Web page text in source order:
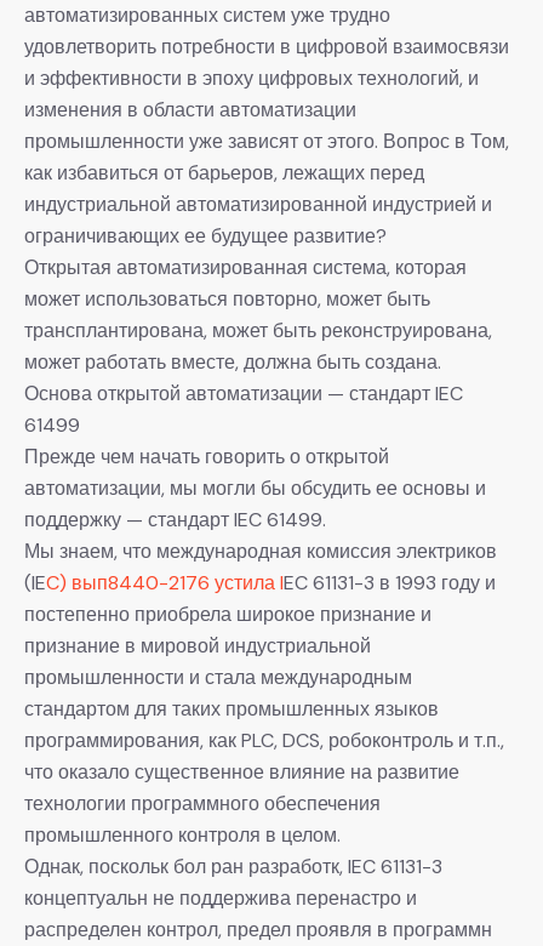
автоматизированных систем уже трудно
удовлетворить потребности в цифровой взаимосвязи
и эффективности в эпоху цифровых технологий, и
изменения в области автоматизации
промышленности уже зависят от этого. Вопрос в Том,
как избавиться от барьеров, лежащих перед
индустриальной автоматизированной индустрией и
ограничивающих ее будущее развитие?
Открытая автоматизированная система, которая
может использоваться повторно, может быть
трансплантирована, может быть реконструирована,
может работать вместе, должна быть создана.
Основа открытой автоматизации — стандарт IEC
61499
Прежде чем начать говорить о открытой
автоматизации, мы могли бы обсудить ее основы и
поддержку — стандарт IEC 61499.
Мы знаем, что международная комиссия электриков
(IEC) вып8440-2176 устила IEC 61131-3 в 1993 году и
постепенно приобрела широкое признание и
признание в мировой индустриальной
промышленности и стала международным
стандартом для таких промышленных языков
программирования, как PLC, DCS, робоконтроль и т.п.,
что оказало существенное влияние на развитие
технологии программного обеспечения
промышленного контроля в целом.
Однак, поскольк бол ран разработк, IEC 61131-3
концептуальн не поддержива перенастро и
распределен контрол, предел проявля в программн